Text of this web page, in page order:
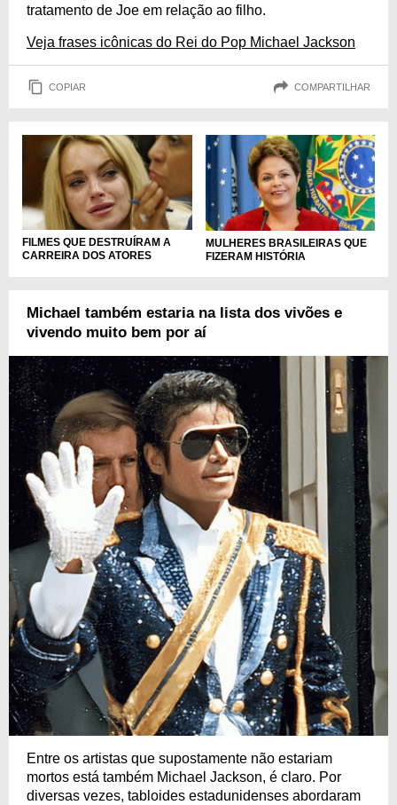
tratamento de Joe em relação ao filho.
Veja frases icônicas do Rei do Pop Michael Jackson
COPIAR COMPARTILHAR
FILMES QUE DESTRUÍRAM A
CARREIRA DOS ATORES
MULHERES BRASILEIRAS QUE
FIZERAM HISTÓRIA
Michael também estaria na lista dos vivões e
vivendo muito bem por aí
Entre os artistas que supostamente não estariam
mortos está também Michael Jackson, é claro. Por
diversas vezes, tabloides estadunidenses abordaram